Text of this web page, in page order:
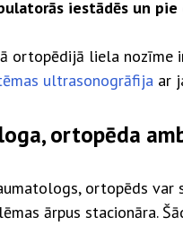
iestādēs un
ortopēdijā liela nozīme
ultrasonogrāfija ar
ortopēda
ortopēds var
ārpus stacionāra.